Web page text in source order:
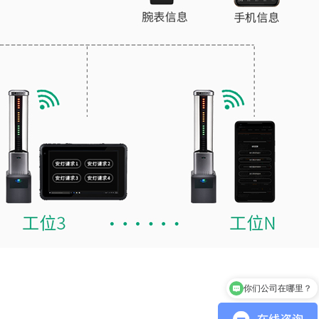
你们公司在哪里？